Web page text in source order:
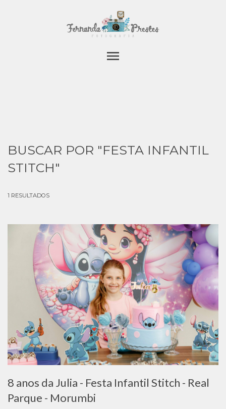
menu
BUSCAR POR "FESTA INFANTIL
STITCH"
1 RESULTADOS
8 anos da Julia - Festa Infantil Stitch - Real
Parque - Morumbi